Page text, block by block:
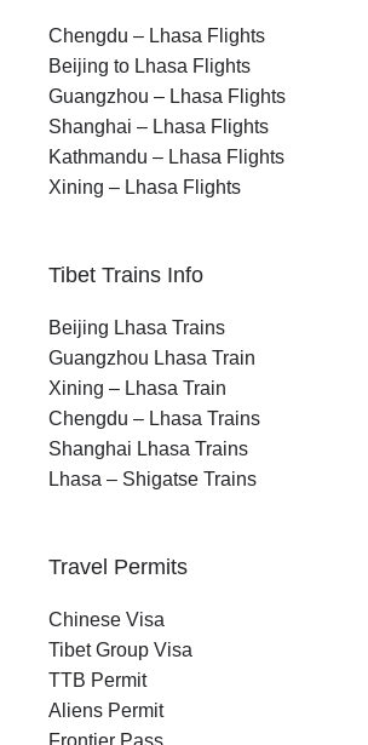
Chengdu – Lhasa Flights
Beijing to Lhasa Flights
Guangzhou – Lhasa Flights
Shanghai – Lhasa Flights
Kathmandu – Lhasa Flights
Xining – Lhasa Flights
Tibet Trains Info
Beijing Lhasa Trains
Guangzhou Lhasa Train
Xining – Lhasa Train
Chengdu – Lhasa Trains
Shanghai Lhasa Trains
Lhasa – Shigatse Trains
Travel Permits
Chinese Visa
Tibet Group Visa
TTB Permit
Aliens Permit